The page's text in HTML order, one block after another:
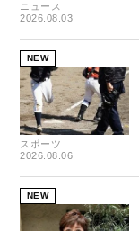
ニュース
2026.08.03
NEW
スポーツ
2026.08.06
NEW